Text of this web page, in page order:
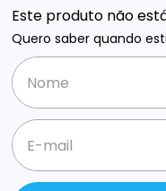
Este produto não
Quero saber quando